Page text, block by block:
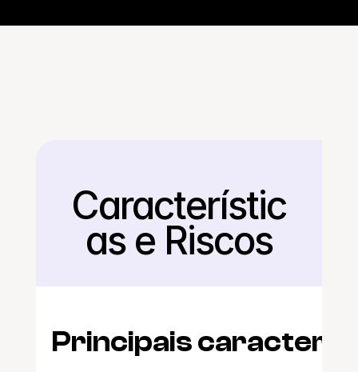
Voltar
Característic
as e Riscos
Principais